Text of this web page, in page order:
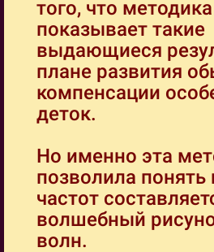
того, что
показывает такие
выдающиеся
плане развития
компенсации
деток.
Но именно эта
позволила понять
частот
волшебный
волн.